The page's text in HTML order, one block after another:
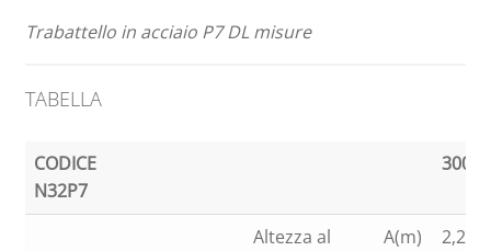
Trabattello in acciaio P7 DL misure
TABELLA
CODICE
N32P7
300
Altezza al
A(m) 2,24